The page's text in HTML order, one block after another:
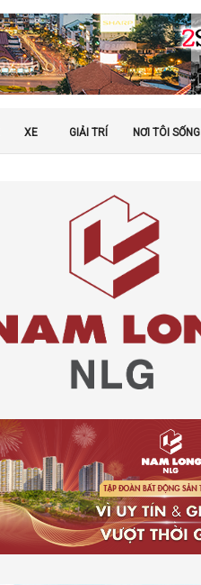
XE GIẢI TRÍ NƠI TÔI SỐNG